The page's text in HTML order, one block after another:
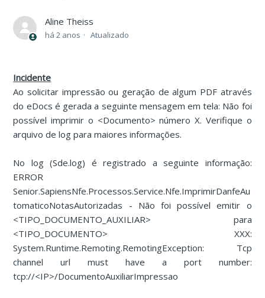
Aline Theiss
há 2 anos Atualizado
Incidente
Ao solicitar impressão ou geração de algum PDF através
do eDocs é gerada a seguinte mensagem em tela: Não foi
possível imprimir o <Documento> número X. Verifique o
arquivo de log para maiores informações.
No log (Sde.log) é registrado a seguinte informação:
ERROR
Senior.SapiensNfe.Processos.Service.Nfe.ImprimirDanfeAu
tomaticoNotasAutorizadas - Não foi possível emitir o
<TIPO_DOCUMENTO_AUXILIAR> para
<TIPO_DOCUMENTO> XXX:
System.Runtime.Remoting.RemotingException: Tcp
channel url must have a port number:
tcp://<IP>/DocumentoAuxiliarImpressao